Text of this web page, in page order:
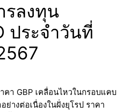
รลงทุน
ประจำวันที่
คา GBP เคลื่อนไหวในกรอบแคบ
ย่างต่อเนื่องในฝั่งยุโรป ราคา